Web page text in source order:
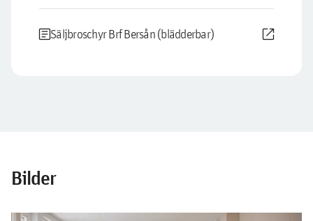
articleSäljbroschyr Brf Bersån (blädderbar) open_in_new
Bilder